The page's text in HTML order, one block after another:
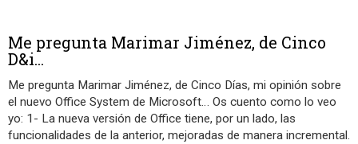
Me pregunta Marimar Jiménez, de Cinco
D&i...
Me pregunta Marimar Jiménez, de Cinco Días, mi opinión sobre
el nuevo Office System de Microsoft… Os cuento como lo veo
yo: 1- La nueva versión de Office tiene, por un lado, las
funcionalidades de la anterior, mejoradas de manera incremental.